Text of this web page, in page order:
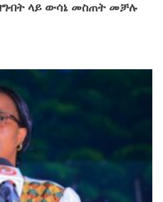
ላይ ውሳኔ መስጠት መቻሉ